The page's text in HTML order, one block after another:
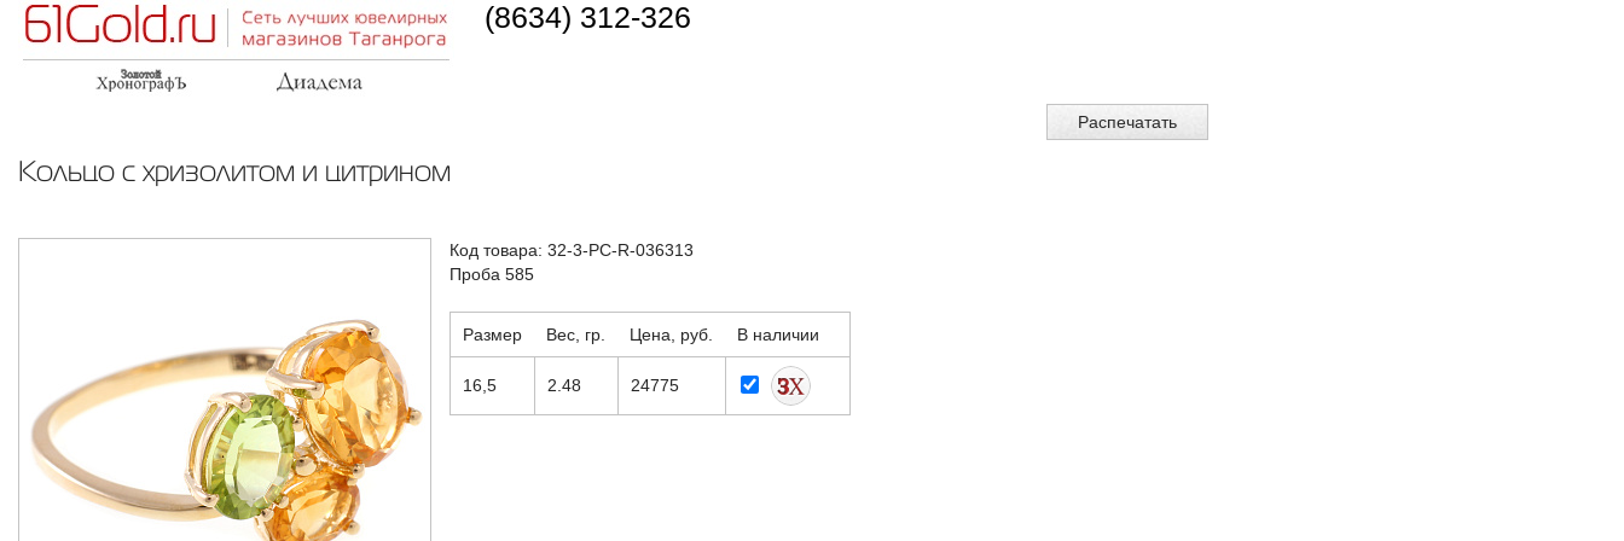
(8634) 312-326
Распечатать
Кольцо с хризолитом и цитрином
Код товара: 32-3-PC-R-036313
Проба 585
Размер Вес, гр. Цена, руб. В наличии
16,5 2.48 24775